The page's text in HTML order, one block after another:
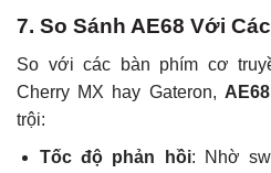
7. So Sánh AE68 Với
So với các bàn phím cơ
Cherry MX hay Gateron, AE68
trội:
Tốc độ phản hồi: Nhờ